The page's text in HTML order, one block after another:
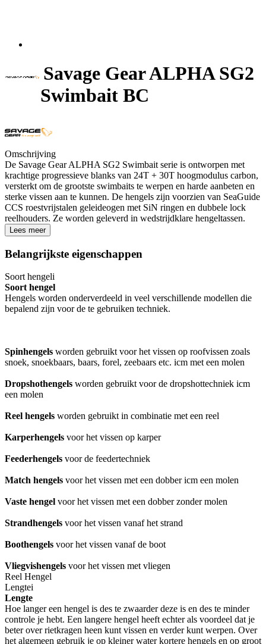
Savage Gear ALPHA SG2
Swimbait BC
Omschrijving
De Savage Gear ALPHA SG2 Swimbait serie is ontworpen met
krachtige progressieve blanks van 24T + 30T hoogmodulus carbon,
versterkt om de grootste swimbaits te werpen en harde aanbeten en
sterke vissen aan te kunnen. De hengels zijn voorzien van SeaGuide
CCS roestvrijstalen geleideogen met SiN ringen en dubbele lock
reelhouders. Ze worden geleverd in wedstrijdklare hengeltassen.
Lees meer
Belangrijkste eigenschappen
Soort hengeli
Soort hengel
Hengels worden onderverdeeld in veel verschillende modellen die
bepalend zijn voor de te gebruiken techniek.
Spinhengels worden gebruikt voor het vissen op roofvissen zoals
snoek, snoekbaars, baars, forel, zeebaars etc. icm met een molen
Dropshothengels worden gebruikt voor de dropshottechniek icm
een molen
Reel hengels worden gebruikt in combinatie met een reel
Karperhengels voor het vissen op karper
Feederhengels voor de feedertechniek
Match hengels voor het vissen met een dobber icm een molen
Vaste hengel voor het vissen met een dobber zonder molen
Strandhengels voor het vissen vanaf het strand
Boothengels voor het vissen vanaf de boot
Vliegvishengels voor het vissen met vliegen
Reel Hengel
Lengtei
Lengte
Hoe langer een hengel is des te zwaarder deze is en des te minder
controle je hebt. Een langere hengel heeft echter als voordeel dat je
beter over rietkragen heen kunt vissen en verder kunt werpen. Over
het algemeen gebruik je op kleiner water kortere hengels en op groot